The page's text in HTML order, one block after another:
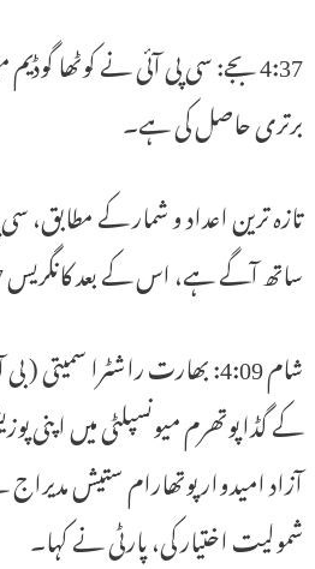
4:37 بجے: سی پی آئی نے کوٹھا
برتری حاصل کی ہے۔
ساتھ آگے ہے، اس کے بعد کانگریس 17 سیٹوں کے ساتھ ہے۔
شام 4:09: بھارت راشٹرا
کے گڈاپوتھرم میونسپلٹی میں
آزاد امیدوار پوتھارام ستیش مدیراج
شمولیت اختیار کی، پارٹی نے کہا۔